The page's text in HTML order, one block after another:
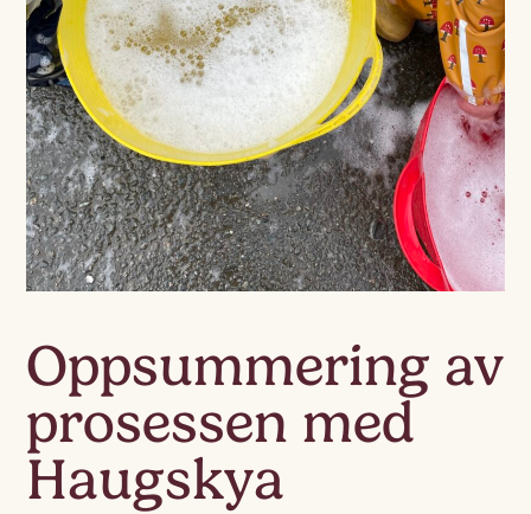
Oppsummering av
prosessen med
Haugskya